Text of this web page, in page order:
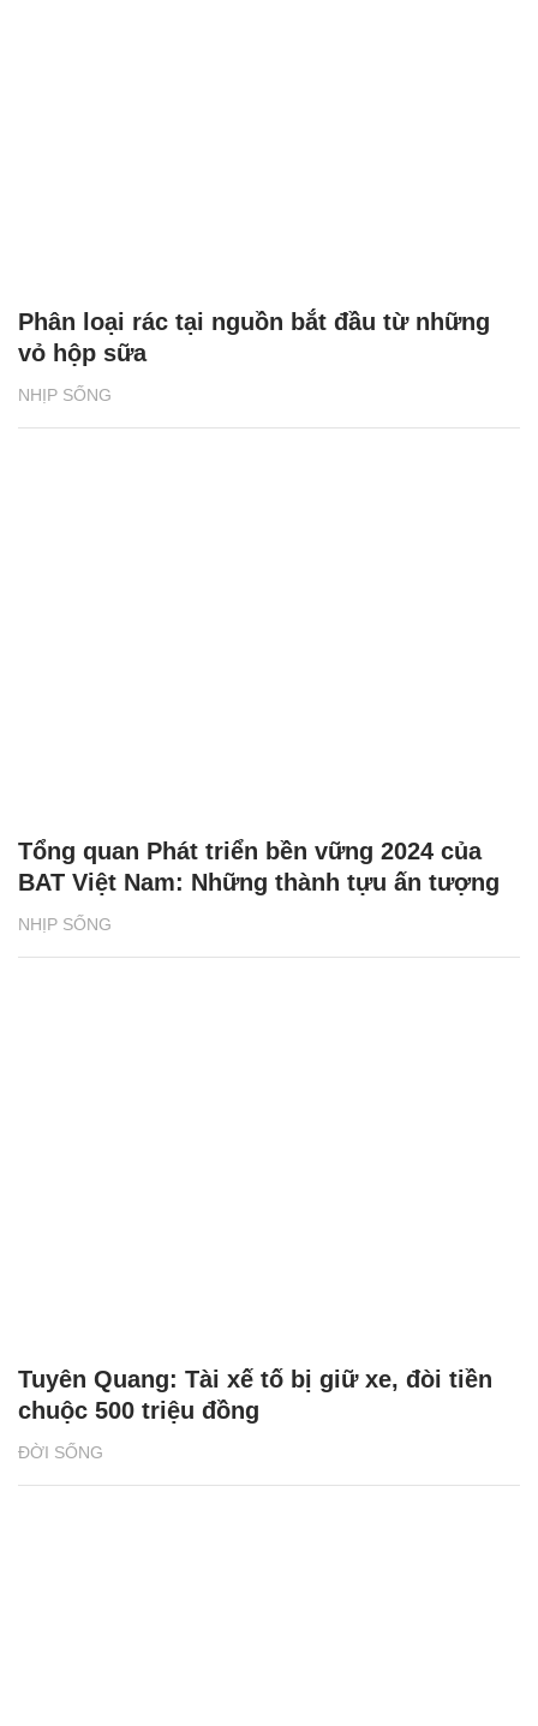
NHỊP SỐNG
Phân loại rác tại nguồn bắt đầu từ những
vỏ hộp sữa
NHỊP SỐNG
Tổng quan Phát triển bền vững 2024 của
BAT Việt Nam: Những thành tựu ấn tượng
ĐỜI SỐNG
Tuyên Quang: Tài xế tố bị giữ xe, đòi tiền
chuộc 500 triệu đồng